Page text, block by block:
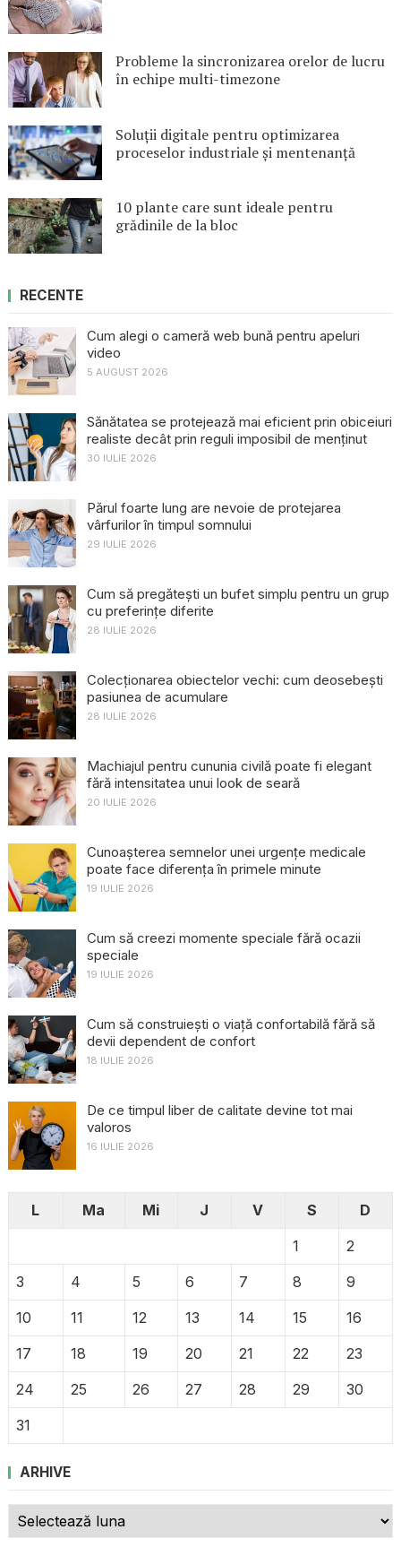
Probleme la sincronizarea orelor de lucru
în echipe multi-timezone
Soluții digitale pentru optimizarea
proceselor industriale și mentenanță
10 plante care sunt ideale pentru
grădinile de la bloc
RECENTE
Cum alegi o cameră web bună pentru apeluri
video
5 AUGUST 2026
Sănătatea se protejează mai eficient prin obiceiuri
realiste decât prin reguli imposibil de menținut
30 IULIE 2026
Părul foarte lung are nevoie de protejarea
vârfurilor în timpul somnului
29 IULIE 2026
Cum să pregătești un bufet simplu pentru un grup
cu preferințe diferite
28 IULIE 2026
Colecționarea obiectelor vechi: cum deosebești
pasiunea de acumulare
28 IULIE 2026
Machiajul pentru cununia civilă poate fi elegant
fără intensitatea unui look de seară
20 IULIE 2026
Cunoașterea semnelor unei urgențe medicale
poate face diferența în primele minute
19 IULIE 2026
Cum să creezi momente speciale fără ocazii
speciale
19 IULIE 2026
Cum să construiești o viață confortabilă fără să
devii dependent de confort
18 IULIE 2026
De ce timpul liber de calitate devine tot mai
valoros
16 IULIE 2026
L Ma Mi J V S
D
1
2
3
4 5 6 7 8
9
10
11 12 13 14 15
16
17
18 19 20 21 22
23
24
25 26 27 28 29
30
31
ARHIVE
Arhive